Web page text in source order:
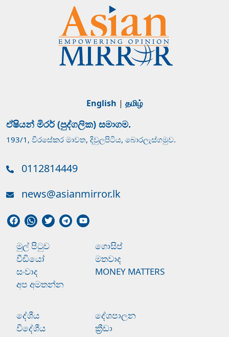
English | தமிழ்
ඒෂියන් මිරර් (පුද්ගලික) සමාගම.
193/1, වීරසේකර මාවත, දිවුලපිටිය, බොරලැස්ගමුව.
0112814449
news@asianmirror.lk
මුල් පිටුව
ගොසිප්
වීඩියෝ
මතවාද
සංවාද
MONEY MATTERS
අප අමතන්න
දේශීය
දේශපාලන
විදේශීය
ක්‍රීඩා